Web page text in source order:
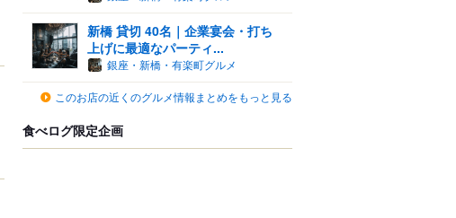
新橋 貸切 40名｜企業宴会・打ち
上げに最適なパーティ...
銀座・新橋・有楽町グルメ
このお店の近くのグルメ情報まとめをもっと見る
食べログ限定企画